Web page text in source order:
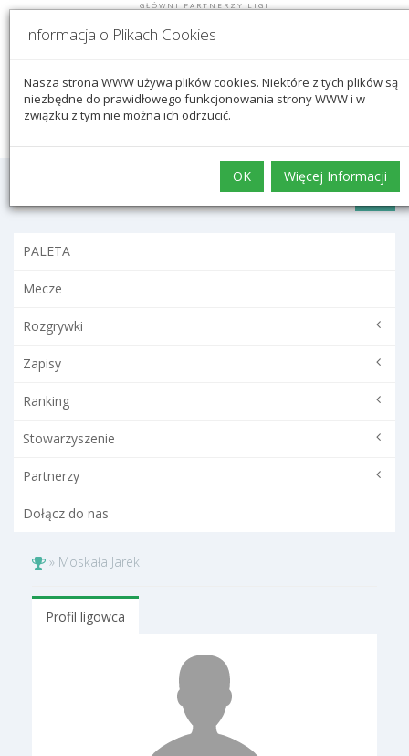
GŁÓWNI PARTNERZY LIGI
Logowanie
PALETA
Mecze
Rozgrywki
Zapisy
Ranking
Stowarzyszenie
Partnerzy
Dołącz do nas
» Moskała Jarek
Profil ligowca
Informacja o Plikach Cookies
Nasza strona WWW używa plików cookies. Niektóre z tych plików są
niezbędne do prawidłowego funkcjonowania strony WWW i w
związku z tym nie można ich odrzucić.
OK Więcej Informacji